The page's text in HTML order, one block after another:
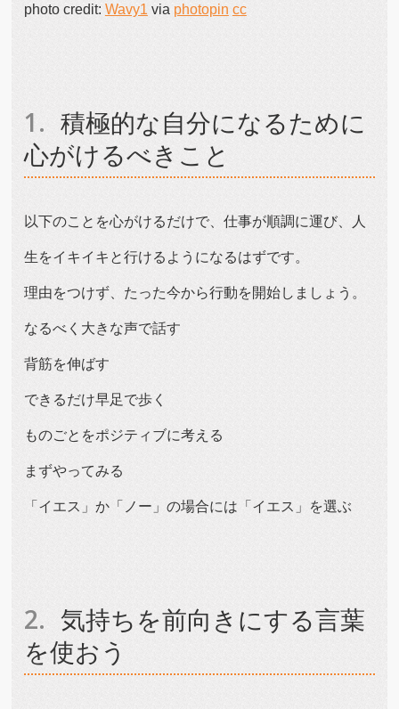
photo credit: Wavy1 via photopin cc
積極的な自分になるために
心がけるべきこと
以下のことを心がけるだけで、仕事が順調に運び、人
生をイキイキと行けるようになるはずです。
理由をつけず、たった今から行動を開始しましょう。
なるべく大きな声で話す
背筋を伸ばす
できるだけ早足で歩く
ものごとをポジティブに考える
まずやってみる
「イエス」か「ノー」の場合には「イエス」を選ぶ
気持ちを前向きにする言葉
を使おう